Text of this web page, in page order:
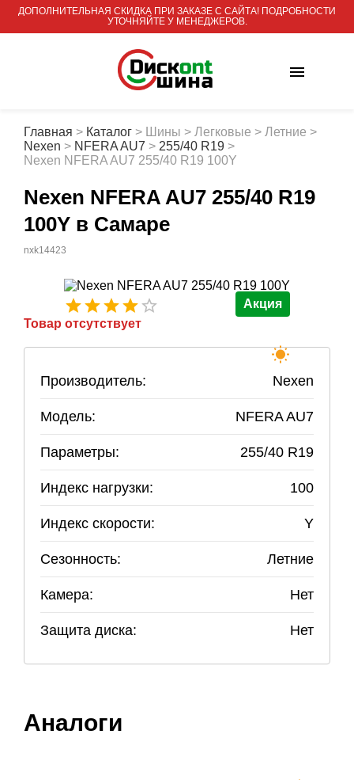
ДОПОЛНИТЕЛЬНАЯ СКИДКА ПРИ ЗАКАЗЕ С САЙТА! ПОДРОБНОСТИ
УТОЧНЯЙТЕ У МЕНЕДЖЕРОВ.
Главная > Каталог > Шины > Легковые > Летние >
Nexen > NFERA AU7 > 255/40 R19 >
Nexen NFERA AU7 255/40 R19 100Y
Nexen NFERA AU7 255/40 R19
100Y в Самаре
nxk14423
Акция
Товар отсутствует
Производитель: Nexen
Модель: NFERA AU7
Параметры: 255/40 R19
Индекс нагрузки: 100
Индекс скорости: Y
Сезонность: Летние
Камера: Нет
Защита диска: Нет
Аналоги